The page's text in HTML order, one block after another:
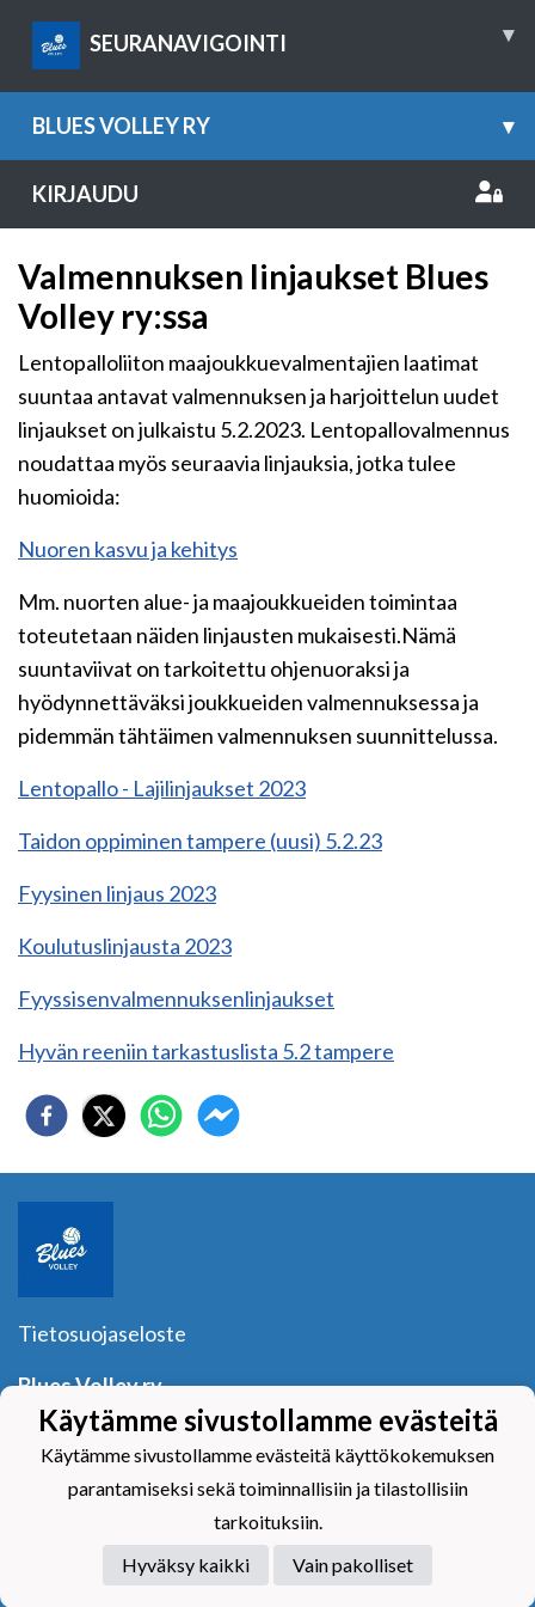
SEURANAVIGOINTI ▾
BLUES VOLLEY RY ▾
KIRJAUDU
Valmennuksen linjaukset Blues
Volley ry:ssa
Lentopalloliiton maajoukkuevalmentajien laatimat
suuntaa antavat valmennuksen ja harjoittelun uudet
linjaukset on julkaistu 5.2.2023. Lentopallovalmennus
noudattaa myös seuraavia linjauksia, jotka tulee
huomioida:
Nuoren kasvu ja kehitys
Mm. nuorten alue- ja maajoukkueiden toimintaa
toteutetaan näiden linjausten mukaisesti.Nämä
suuntaviivat on tarkoitettu ohjenuoraksi ja
hyödynnettäväksi joukkueiden valmennuksessa ja
pidemmän tähtäimen valmennuksen suunnittelussa.
Lentopallo - Lajilinjaukset 2023
Taidon oppiminen tampere (uusi) 5.2.23
Fyysinen linjaus 2023
Koulutuslinjausta 2023
Fyyssisenvalmennuksenlinjaukset
Hyvän reeniin tarkastuslista 5.2 tampere
Tietosuojaseloste
Blues Volley ry
Y-tunnus:1040601-2
Yhteystiedot
Powered by
Käytämme sivustollamme evästeitä
Käytämme sivustollamme evästeitä käyttökokemuksen
parantamiseksi sekä toiminnallisiin ja tilastollisiin
tarkoituksiin.
Hyväksy kaikki
Vain pakolliset